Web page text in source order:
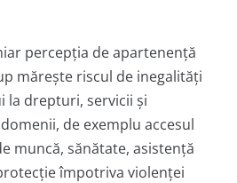
percepția de apartenență
mărește riscul de inegalități
la drepturi, servicii și
de exemplu accesul
muncă, sănătate, asistență
împotriva violenței